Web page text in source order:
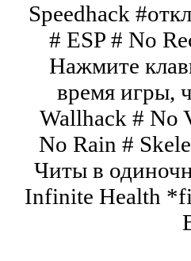
Speedhack
# ESP # No
Нажмите
время игры,
Wallhack # No
No Rain #
Читы в
Infinite Health